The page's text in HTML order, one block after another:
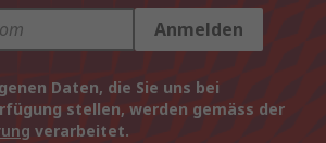
Anmelden
Daten, die Sie uns bei
stellen, werden gemäss der
verarbeitet.